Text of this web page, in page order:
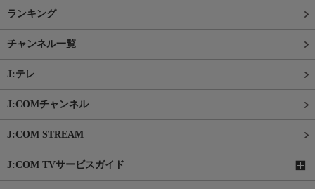
ランキング
チャンネル一覧
J:テレ
J:COMチャンネル
J:COM STREAM
J:COM TVサービスガイド